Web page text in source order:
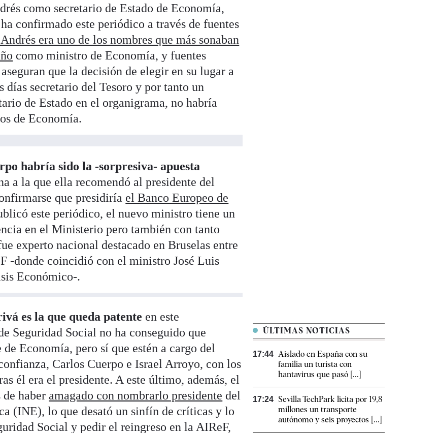
como secretario de Estado de Economía,
confirmado este periódico a través de fuentes
era uno de los nombres que más sonaban
como ministro de Economía, y fuentes
que la decisión de elegir en su lugar a
días secretario del Tesoro y por tanto un
de Estado en el organigrama, no habría
de Economía.
habría sido la -sorpresiva- apuesta
a la que ella recomendó al presidente del
que presidiría el Banco Europeo de
este periódico, el nuevo ministro tiene un
en el Ministerio pero también con tanto
experto nacional destacado en Bruselas entre
-donde coincidió con el ministro José Luis
Económico-.
es la que queda patente en este
Seguridad Social no ha conseguido que
Economía, pero sí que estén a cargo del
Carlos Cuerpo e Israel Arroyo, con los
él era el presidente. A este último, además, el
haber amagado con nombrarlo presidente del
(INE), lo que desató un sinfín de críticas y lo
Social y pedir el reingreso en la AIReF,
ÚLTIMAS NOTICIAS
17:44 Aislado en España con su
familia un turista con
hantavirus que pasó [...]
17:24 Sevilla TechPark licita por 19,8
millones un transporte
autónomo y seis proyectos [...]